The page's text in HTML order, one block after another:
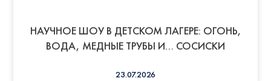
НАУЧНОЕ ШОУ В ДЕТСКОМ ЛАГЕРЕ: ОГОНЬ,
ВОДА, МЕДНЫЕ ТРУБЫ И… СОСИСКИ
23.07.2026